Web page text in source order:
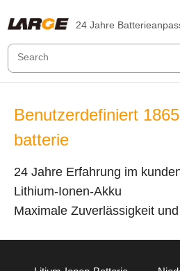
24 Jahre
Benutzerdefiniert
batterie
24 Jahre Erfahrung im
Lithium-Ionen-Akku
Maximale Zuverlässigkeit